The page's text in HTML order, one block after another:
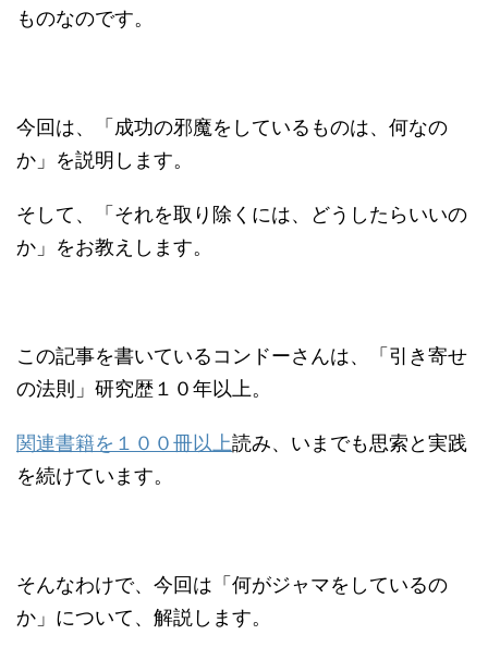
ものなのです。
今回は、「成功の邪魔をしているものは、何なの
か」を説明します。
そして、「それを取り除くには、どうしたらいいの
か」をお教えします。
この記事を書いているコンドーさんは、「引き寄せ
の法則」研究歴１０年以上。
関連書籍を１００冊以上読み、いまでも思索と実践
を続けています。
そんなわけで、今回は「何がジャマをしているの
か」について、解説します。